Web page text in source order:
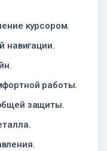
курсором.
навигации.
работы.
защиты.